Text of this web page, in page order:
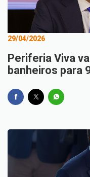
29/04/2026
Periferia Viva
banheiros para